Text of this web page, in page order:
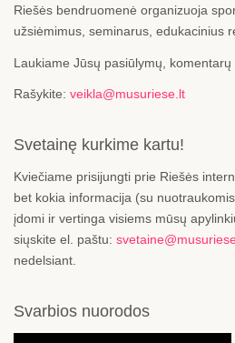
Riešės bendruomenė organizuoja
užsiėmimus, seminarus, edukacinius
Laukiame Jūsų pasiūlymų, komentarų
Rašykite: veikla@musuriese.lt
Svetainę kurkime kartu!
Kviečiame prisijungti prie Riešės
bet kokia informacija (su
įdomi ir vertinga visiems mūsų
siųskite el. paštu:
nedelsiant.
Svarbios nuorodos